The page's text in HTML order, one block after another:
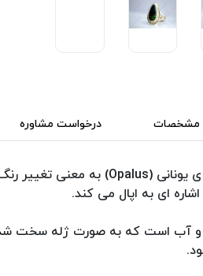
مشخصات درخواست مشاوره
ای به اپال می کند.
و آب است که به صورت ژله سخت